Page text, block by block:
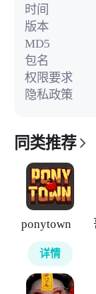
时间
版本
MD5
包名
权限要求
隐私政策
同类推荐
ponytown
详情